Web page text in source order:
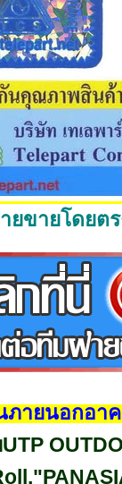
ยขายโดยต
ายนอกอา